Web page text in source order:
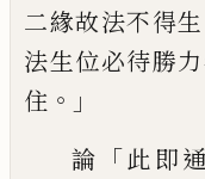
二緣故法不得生
法生位必待勝
住 。」
論 「此即